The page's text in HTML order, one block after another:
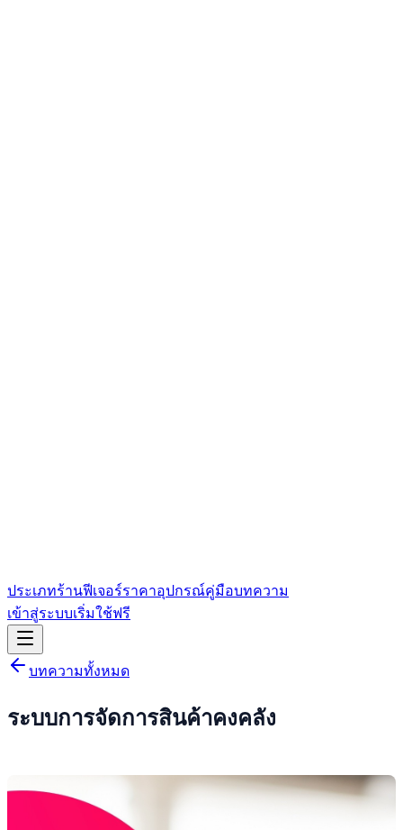
ประเภทร้านฟีเจอร์ราคาอุปกรณ์คู่มือบทความ
เข้าสู่ระบบเริ่มใช้ฟรี
บทความทั้งหมด
ระบบการจัดการสินค้าคงคลัง